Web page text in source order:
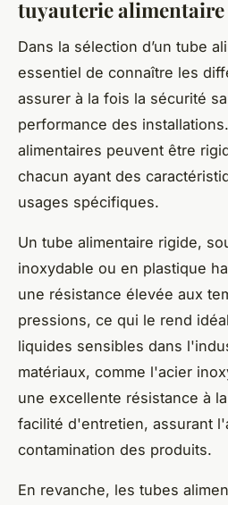
tuyauterie alimentaire
Dans la sélection d’un tube
essentiel de connaître les
assurer à la fois la sécurité
performance des
alimentaires peuvent être
chacun ayant des
usages spécifiques.
Un tube alimentaire rigide,
inoxydable ou en plastique
une résistance élevée aux
pressions, ce qui le rend
liquides sensibles dans
matériaux, comme l'acier
une excellente résistance à
facilité d'entretien, assurant
contamination des produits.
En revanche, les tubes